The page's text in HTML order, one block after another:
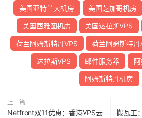
美国亚特兰大机房 美国芝加哥机房
美国西雅图机房 美国达拉斯VPS
荷兰阿姆斯特丹VPS 荷兰阿姆斯特丹
达拉斯VPS 邮件服务器
阿姆斯特丹机房
上一篇
Netfront双11优惠：香港VPS云
搬瓦工